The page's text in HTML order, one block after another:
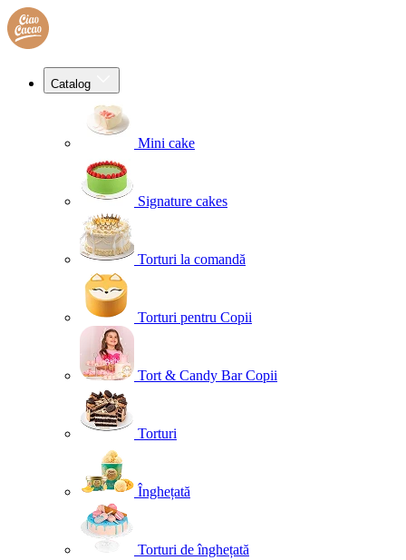
Catalog
Mini cake
Signature cakes
Torturi la comandă
Torturi pentru Copii
Tort & Candy Bar Copii
Torturi
Înghețată
Torturi de înghețată